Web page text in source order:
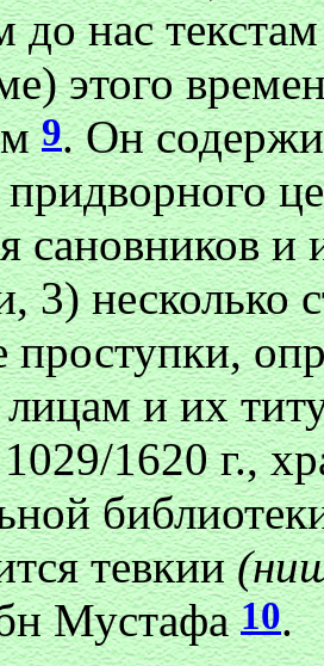
нас текстам
этого
9. Он
сановников и
3) несколько
проступки,
и их
1620 г.,
тевкии
Мустафа10.